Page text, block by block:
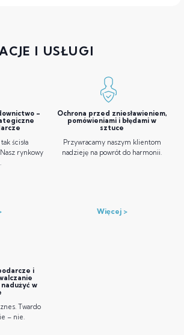
I USŁUGI
–
ścisła
rynkowy
Ochrona przed zniesławieniem,
pomówieniami i błędami w
sztuce
Przywracamy naszym klientom
nadzieję na powrót do harmonii.
Więcej
i
w
Twardo
– nie.